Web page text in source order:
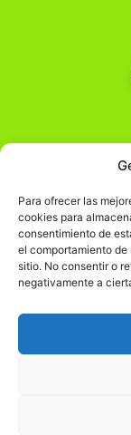
Para ofrecer las
cookies para
consentimiento de
el comportamiento
sitio. No consentir o
negativamente a
჻